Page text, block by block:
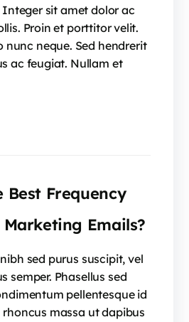
sit amet dolor ac
Proin et porttitor velit.
nunc neque. Sed hendrerit
ac feugiat. Nullam et
Best Frequency
Emails?
sed purus suscipit, vel
semper. Phasellus sed
pellentesque id
massa ut dapibus